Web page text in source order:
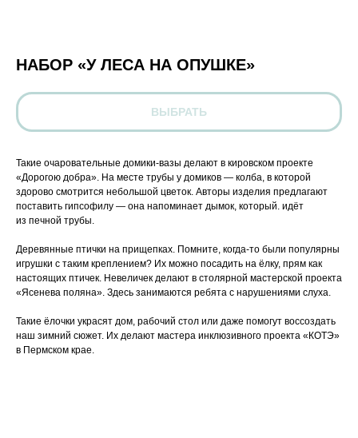
НАБОР «У ЛЕСА НА ОПУШКЕ»
ВЫБРАТЬ
Такие очаровательные домики-вазы делают в кировском проекте
«Дорогою добра». На месте трубы у домиков — колба, в которой
здорово смотрится небольшой цветок. Авторы изделия предлагают
поставить гипсофилу — она напоминает дымок, который. идёт
из печной трубы.
Деревянные птички на прищепках. Помните, когда-то были популярны
игрушки с таким креплением? Их можно посадить на ёлку, прям как
настоящих птичек. Невеличек делают в столярной мастерской проекта
«Ясенева поляна». Здесь занимаются ребята с нарушениями слуха.
Такие ёлочки украсят дом, рабочий стол или даже помогут воссоздать
наш зимний сюжет. Их делают мастера инклюзивного проекта «КОТЭ»
в Пермском крае.